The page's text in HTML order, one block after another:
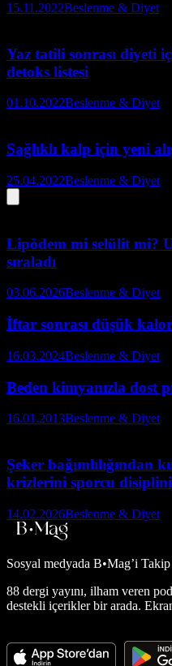
15.11.2022Beslenme & Diyet
Yaz tatili sonrası diyeti
detoks listesi
01.10.2022Beslenme & Diyet
Sağlıklı kalp için yeni
25.04.2022Beslenme & Diyet
Lipödem mi selülit mi?
sıraladı
03.06.2026Beslenme & Diyet
İftar sonrası düşük
16.03.2024Beslenme & Diyet
Beden kimyanızla dost
16.01.2013Beslenme & Diyet
Şeker bağımlılığından
krizlerini sporcu
14.02.2026Beslenme & Diyet
Sosyal medyada B•Mag’i
88 dergi yayını, ilham veren
destekli içerikler bir arada.